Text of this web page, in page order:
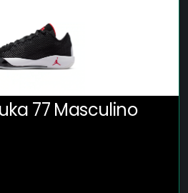
77 Masculino